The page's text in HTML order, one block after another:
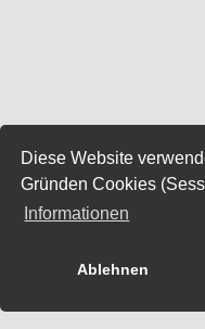
Diese Website
Gründen Cookies
Informationen
Ablehnen